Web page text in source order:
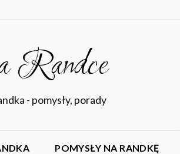
Randce
- pomysły, porady
POMYSŁY NA RANDKĘ